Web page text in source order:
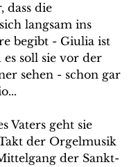
dass die
langsam ins
begibt - Giulia ist
soll sie vor der
sehen - schon gar
Vaters geht sie
der Orgelmusik
der Sankt-